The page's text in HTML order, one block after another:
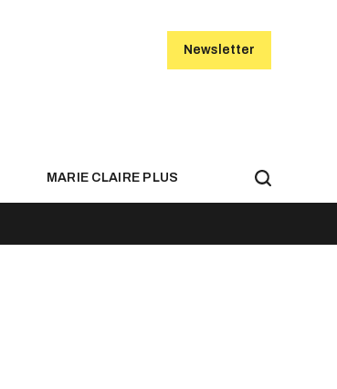
Newsletter
MARIE CLAIRE PLUS